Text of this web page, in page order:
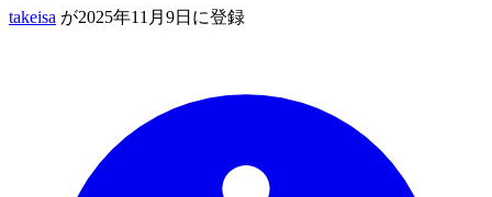
takeisa が2025年11月9日に登録